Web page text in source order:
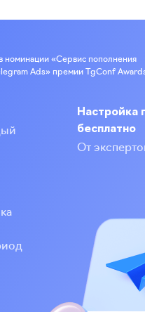
номинации «Сервис пополнения
Ads» премии TgConf
Настройка
бесплатно
От